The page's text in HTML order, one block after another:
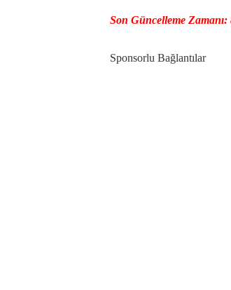
Son Güncelleme Zamanı:
Sponsorlu Bağlantılar